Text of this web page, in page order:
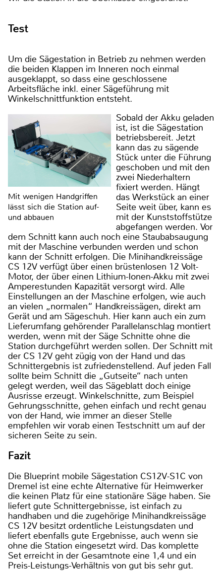
Test
Um die Sägestation in Betrieb zu nehmen werden
die beiden Klappen im Inneren noch einmal
ausgeklappt, so dass eine geschlossene
Arbeitsfläche inkl. einer Sägeführung mit
Winkelschnittfunktion entsteht.
Mit wenigen Handgriffen
lässt sich die Station auf-
und abbauen
Sobald der Akku geladen
ist, ist die Sägestation
betriebsbereit. Jetzt
kann das zu sägende
Stück unter die Führung
geschoben und mit den
zwei Niederhaltern
fixiert werden. Hängt
das Werkstück an einer
Seite weit über, kann es
mit der Kunststoffstütze
abgefangen werden. Vor
dem Schnitt kann auch noch eine Staubabsaugung
mit der Maschine verbunden werden und schon
kann der Schnitt erfolgen. Die Minihandkreissäge
CS 12V verfügt über einen brüstenlosen 12 Volt-
Motor, der über einen Lithium-Ionen-Akku mit zwei
Amperestunden Kapazität versorgt wird. Alle
Einstellungen an der Maschine erfolgen, wie auch
an vielen „normalen“ Handkreissägen, direkt am
Gerät und am Sägeschuh. Hier kann auch ein zum
Lieferumfang gehörender Parallelanschlag montiert
werden, wenn mit der Säge Schnitte ohne die
Station durchgeführt werden sollen. Der Schnitt mit
der CS 12V geht zügig von der Hand und das
Schnittergebnis ist zufriedenstellend. Auf jeden Fall
sollte beim Schnitt die „Gutseite“ nach unten
gelegt werden, weil das Sägeblatt doch einige
Ausrisse erzeugt. Winkelschnitte, zum Beispiel
Gehrungsschnitte, gehen einfach und recht genau
von der Hand, wie immer an dieser Stelle
empfehlen wir vorab einen Testschnitt um auf der
sicheren Seite zu sein.
Fazit
Die Blueprint mobile Sägestation CS12V-S1C von
Dremel ist eine echte Alternative für Heimwerker
die keinen Platz für eine stationäre Säge haben. Sie
liefert gute Schnittergebnisse, ist einfach zu
handhaben und die zugehörige Minihandkreissäge
CS 12V besitzt ordentliche Leistungsdaten und
liefert ebenfalls gute Ergebnisse, auch wenn sie
ohne die Station eingesetzt wird. Das komplette
Set erreicht in der Gesamtnote eine 1,4 und ein
Preis-Leistungs-Verhältnis von gut bis sehr gut.